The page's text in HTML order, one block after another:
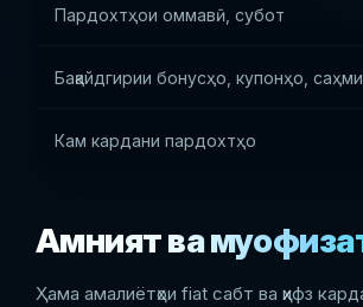
Пардохтҳои оммавӣ, субот
Бақайдгирии бонусҳо, купонҳо,
Кам кардани пардохтҳо
Амният ва
Ҳама амалиётҳои fiat сабт ва ҳифз